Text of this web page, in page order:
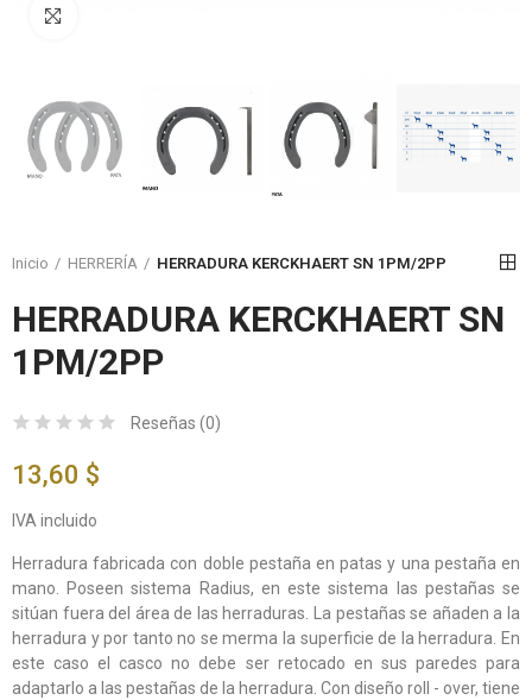
Inicio HERRERÍA HERRADURA KERCKHAERT SN 1PM/2PP
HERRADURA KERCKHAERT SN
1PM/2PP
Reseñas (0)
13,60 $
IVA incluido
Herradura fabricada con doble pestaña en patas y una pestaña en
mano. Poseen sistema Radius, en este sistema las pestañas se
sitúan fuera del área de las herraduras. La pestañas se añaden a la
herradura y por tanto no se merma la superficie de la herradura. En
este caso el casco no debe ser retocado en sus paredes para
adaptarlo a las pestañas de la herradura. Con diseño roll - over, tiene